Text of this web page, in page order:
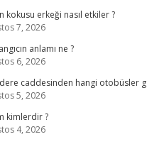
kokusu erkeği nasıl etkiler ?
7, 2026
anlamı ne ?
6, 2026
caddesinden hangi otobüsler
5, 2026
kimlerdir ?
4, 2026